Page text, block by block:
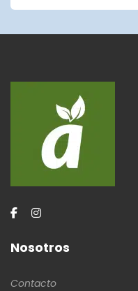
Nosotros
Contacto